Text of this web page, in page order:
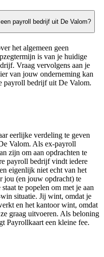
payroll bedrijf uit De Valom?
het algemeen geen
is van je huidige
Vraag vervolgens aan je
van jouw onderneming kan
payroll bedrijf uit De Valom.
eerlijke verdeling te geven
Valom. Als ex-payroll
zijn om aan opdrachten te
payroll bedrijf vindt iedere
eigenlijk niet echt van het
jou (en jouw opdracht) te
te popelen om met je aan
situatie. Jij wint, omdat je
en het kantoor wint, omdat
graag uitvoeren. Als beloning
Payrollkaart een kleine fee.